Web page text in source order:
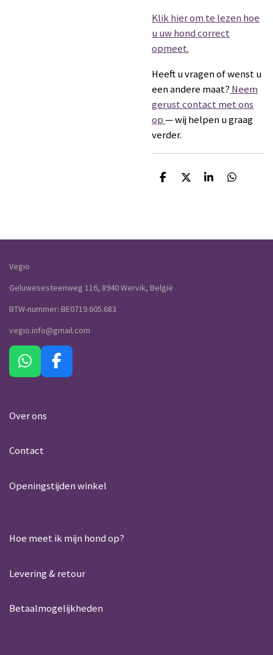
Klik hier om te lezen hoe
u uw hond correct
opmeet.
Heeft u vragen of wenst u
een andere maat? Neem
gerust contact met ons
op— wij helpen u graag
verder.
D
D
S
D
Vegio
Geluwesesteenweg 116, 8940 Wervik, België
BTW-nummer: BE0719.605.683
vegio.info@gmail.com
W
h
t
p
F
a
Over ons
Contact
Openingstijden winkel
Hoe meet ik mijn hond op?
Levering & retour
Betaalmogelijkheden